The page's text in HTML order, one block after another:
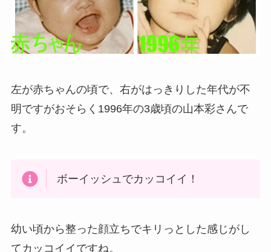
左が赤ちゃんの頃で、右がはっきりした年代が不
明ですがおそらく1996年の3歳頃の山本彩さんで
す。
ボーイッシュでカッコイイ！
幼い頃から整った顔立ちでキリっとした感じがし
てカッコイイですね。